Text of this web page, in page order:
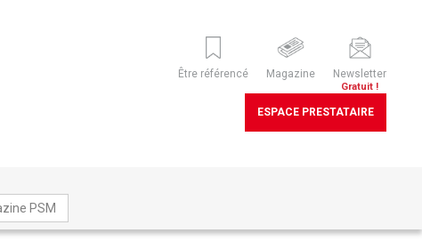
Être référencé Magazine Newsletter
Gratuit !
ESPACE PRESTATAIRE
PSM